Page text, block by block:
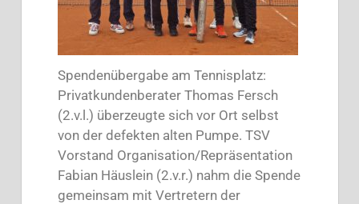
Spendenübergabe am Tennisplatz:
Privatkundenberater Thomas Fersch
(2.v.l.) überzeugte sich vor Ort selbst
von der defekten alten Pumpe. TSV
Vorstand Organisation/Repräsentation
Fabian Häuslein (2.v.r.) nahm die Spende
gemeinsam mit Vertretern der